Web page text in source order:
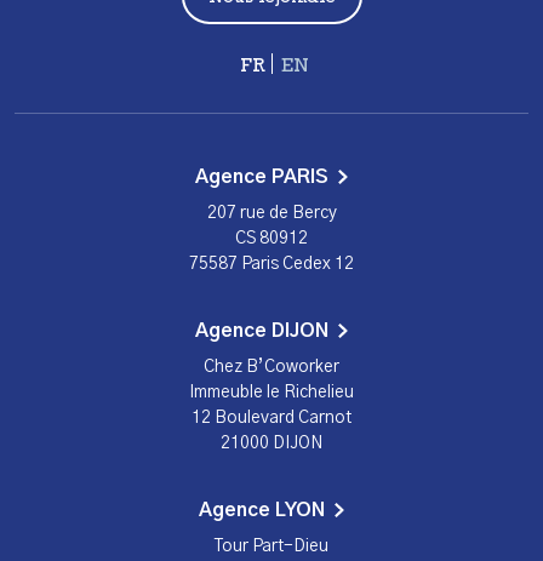
Français
Agence PARIS
207 rue de Bercy
CS 80912
75587 Paris Cedex 12
Agence DIJON
Chez B’Coworker
Immeuble le Richelieu
12 Boulevard Carnot
21000 DIJON
Agence LYON
Tour Part-Dieu